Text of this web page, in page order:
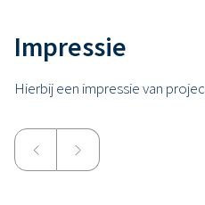
Impressie
Hierbij een impressie van